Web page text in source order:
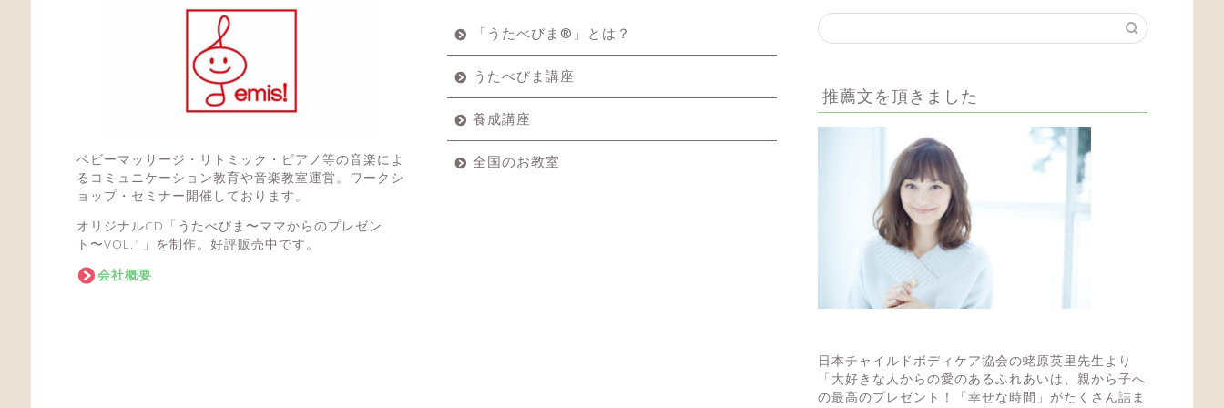
ベビーマッサージ・リトミック・ピアノ等の音楽によ
るコミュニケーション教育や音楽教室運営。ワークシ
ョップ・セミナー開催しております。
オリジナルCD「うたべびま〜ママからのプレゼン
ト〜VOL.1」を制作。好評販売中です。
会社概要
「うたべびま®」とは？
うたべびま講座
養成講座
全国のお教室
推薦文を頂きました
日本チャイルドボディケア協会の蛯原英里先生より
「大好きな人からの愛のあるふれあいは、親から子へ
の最高のプレゼント！「幸せな時間」がたくさん詰ま